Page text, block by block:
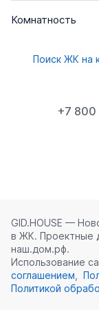
Комнатность
Поиск ЖК на
+7
GID.HOUSE —
в ЖК. Проектные
наш.дом.рф.
Использование
соглашением
Политикой